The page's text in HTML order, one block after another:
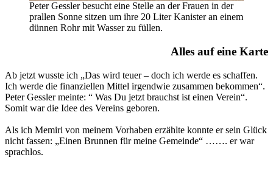
Peter Gessler besucht eine Stelle an der Frauen in der
prallen Sonne sitzen um ihre 20 Liter Kanister an einem
dünnen Rohr mit Wasser zu füllen.
Alles auf eine Karte
Ab jetzt wusste ich „Das wird teuer – doch ich werde es schaffen.
Ich werde die finanziellen Mittel irgendwie zusammen bekommen“.
Peter Gessler meinte: “ Was Du jetzt brauchst ist einen Verein“.
Somit war die Idee des Vereins geboren.
Als ich Memiri von meinem Vorhaben erzählte konnte er sein Glück
nicht fassen: „Einen Brunnen für meine Gemeinde“ ……. er war
sprachlos.